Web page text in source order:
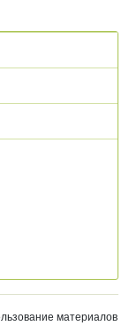
материалов